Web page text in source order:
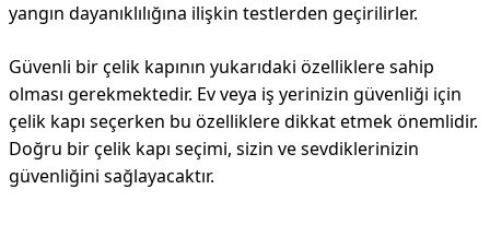
yangın dayanıklılığına ilişkin testlerden geçirilirler.
Güvenli bir çelik kapının yukarıdaki özelliklere sahip
olması gerekmektedir. Ev veya iş yerinizin güvenliği için
çelik kapı seçerken bu özelliklere dikkat etmek önemlidir.
Doğru bir çelik kapı seçimi, sizin ve sevdiklerinizin
güvenliğini sağlayacaktır.